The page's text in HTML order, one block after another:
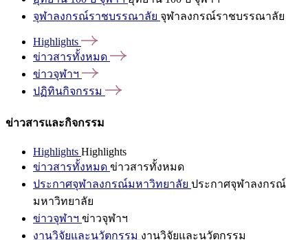
จุฬาลงกรณ์ราชบรรณาลัย จุฬาลงกรณ์ราชบรรณาลัย
Highlights
ข่าวสารทั้งหมด
ข่าวจุฬาฯ
ปฏิทินกิจกรรม
ข่าวสารและกิจกรรม
Highlights Highlights
ข่าวสารทั้งหมด ข่าวสารทั้งหมด
ประกาศจุฬาลงกรณ์มหาวิทยาลัย ประกาศจุฬาลงกรณ์
มหาวิทยาลัย
ข่าวจุฬาฯ ข่าวจุฬาฯ
งานวิจัยและนวัตกรรม งานวิจัยและนวัตกรรม